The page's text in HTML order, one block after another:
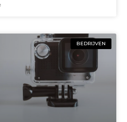
BEDRIJVEN